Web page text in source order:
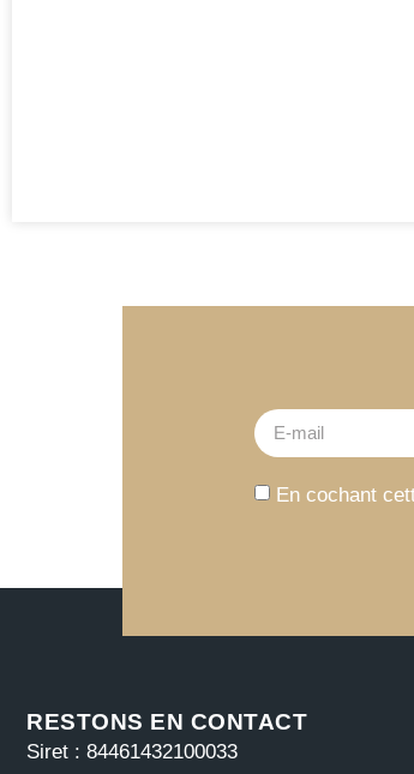
En cochant
RESTONS EN CONTACT
Siret : 84461432100033